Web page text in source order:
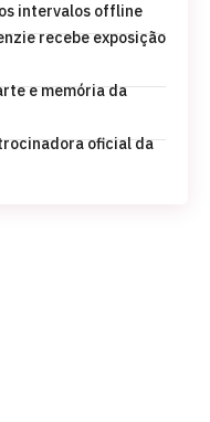
intervalos offline
recebe exposição
e memória da
oficial da